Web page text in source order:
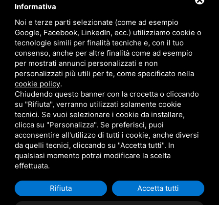
Marchi
Follow Us
Area riservata
CBA dei Lubrificanti Spa - P. IVA 00624811204 - Codice fiscale 03472740376
R.E.A. n° 293659 - REG. IMPRESE BO Capitale Sociale €. 120.000 int. versati -
Sitemap Questo sito è protetto da Google reCAPTCHA v3,
Informativa
Noi e terze parti selezionate (come ad esempio
Google, Facebook, LinkedIn, ecc.) utilizziamo cookie o
tecnologie simili per finalità tecniche e, con il tuo
consenso, anche per altre finalità come ad esempio
per mostrati annunci personalizzati e non
personalizzati più utili per te, come specificato nella
cookie policy.
Chiudendo questo banner con la crocetta o cliccando
su "Rifiuta", verranno utilizzati solamente cookie
tecnici. Se vuoi selezionare i cookie da installare,
clicca su "Personalizza". Se preferisci, puoi
acconsentire all'utilizzo di tutti i cookie, anche diversi
da quelli tecnici, cliccando su "Accetta tutti". In
qualsiasi momento potrai modificare la scelta
effettuata.
Rifiuta Accetta tutti